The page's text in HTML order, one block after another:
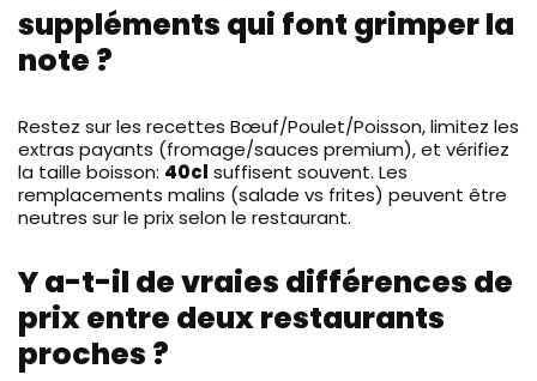
suppléments qui font grimper la
note ?
Restez sur les recettes Bœuf/Poulet/Poisson, limitez les
extras payants (fromage/sauces premium), et vérifiez
la taille boisson: 40cl suffisent souvent. Les
remplacements malins (salade vs frites) peuvent être
neutres sur le prix selon le restaurant.
Y a-t-il de vraies différences de
prix entre deux restaurants
proches ?